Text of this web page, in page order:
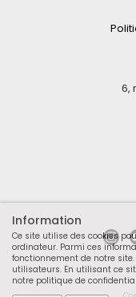
6,
Information
Ce site utilise des cookies
ordinateur. Parmi ces
fonctionnement de notre
utilisateurs. En utilisant ce
notre politique de